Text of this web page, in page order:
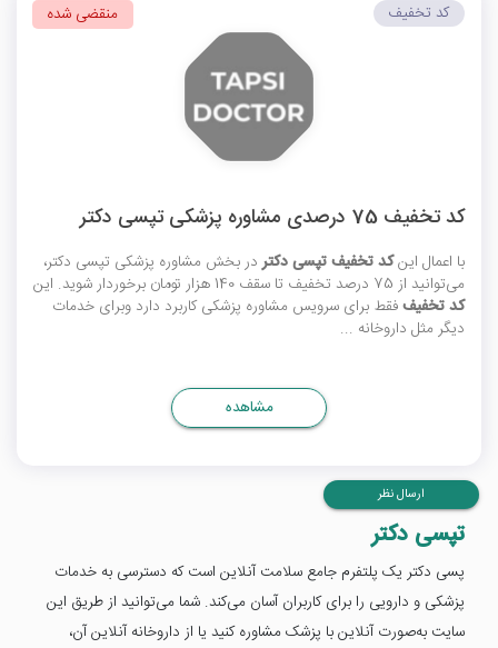
کد تخفیف 75 درصدی مشاوره پزشکی تپسی دکتر
با اعمال اینکد تخفیف تپسی دکتردر بخش مشاوره پزشکی تپسی دکتر،
می‌توانید از 75 درصد تخفیف تا سقف 140 هزار تومان برخوردار شوید. این
کد تخفیففقط برای سرویس مشاوره پزشکی کاربرد دارد وبرای خدمات
دیگر مثل داروخانه ...
کد تخفیف منقضی شده
مشاهده
ارسال نظر
تپسی دکتر
پسی دکتر یک پلتفرم جامع سلامت آنلاین است که دسترسی به خدمات
پزشکی و دارویی را برای کاربران آسان می‌کند. شما می‌توانید از طریق این
سایت به‌صورت آنلاین با پزشک مشاوره کنید یا از داروخانه آنلاین آن،